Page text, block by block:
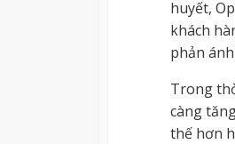
huyết,
khách
phản
Trong
càng
thế hơn